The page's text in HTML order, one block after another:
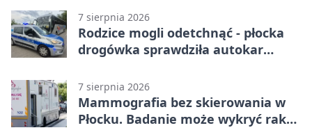
7 sierpnia 2026
Rodzice mogli odetchnąć - płocka
drogówka sprawdziła autokar
7 sierpnia 2026
Mammografia bez skierowania w
Płocku. Badanie może wykryć raka,